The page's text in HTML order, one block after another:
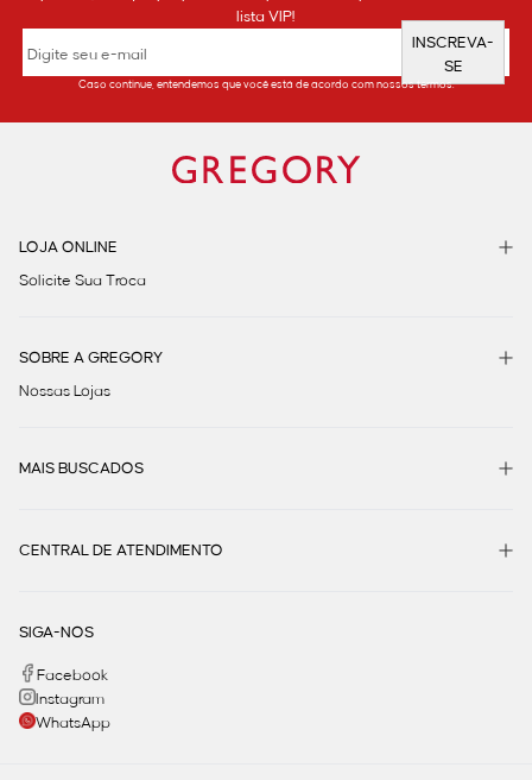
lista VIP!
INSCREVA-
SE
Caso continue, entendemos que você está de acordo com nossos termos.
LOJA ONLINE
Solicite Sua Troca
SOBRE A GREGORY
Nossas Lojas
MAIS BUSCADOS
CENTRAL DE ATENDIMENTO
SIGA-NOS
Facebook
Instagram
WhatsApp